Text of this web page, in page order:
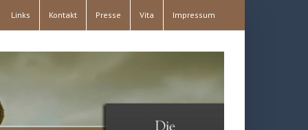
Links Kontakt Presse Vita Impressum